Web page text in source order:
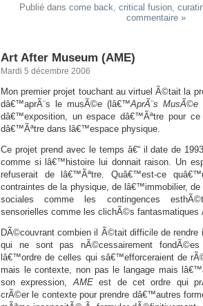
Publié dans come back, critical fusion,
commentaire »
Art After Museum (AME)
Mardi 5 décembre 2006
Mon premier projet touchant au virtuel Ã©tait la
dâ€™aprÃ¨s le musÃ©e (lâ€™AprÃ¨s MusÃ©e
dâ€™exposition, un espace dâ€™Ãªtre pour
dâ€™Ãªtre dans lâ€™espace physique.
Ce projet prend avec le temps â€“ il date de
comme si lâ€™histoire lui donnait raison. Un
refuserait de lâ€™Ãªtre. Quâ€™est-ce
contraintes de la physique, de lâ€™immobilier, de
sociales comme les contingences
sensorielles comme les clichÃ©s
DÃ©couvrant combien il Ã©tait difficile de rendre
qui ne sont pas nÃ©cessairement
lâ€™ordre de celles qui sâ€™efforceraient de
mais le contexte, non pas le langage mais
son expression,AMEest de cet ordre qui
crÃ©er le contexte pour prendre dâ€™autres